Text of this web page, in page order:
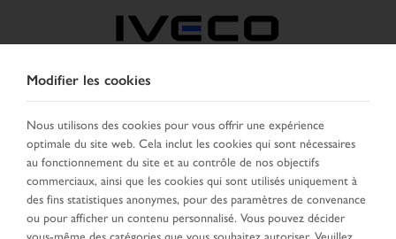
BELGIQUE
SELECTIONNER UN PAYS CHANGER DE LANGUE
Toggle
navigation
MENU
Modifier les cookies
Nous utilisons des cookies pour vous offrir une expérience
optimale du site web. Cela inclut les cookies qui sont nécessaires
au fonctionnement du site et au contrôle de nos objectifs
commerciaux, ainsi que les cookies qui sont utilisés uniquement à
des fins statistiques anonymes, pour des paramètres de convenance
ou pour afficher un contenu personnalisé. Vous pouvez décider
vous-même des catégories que vous souhaitez autoriser. Veuillez